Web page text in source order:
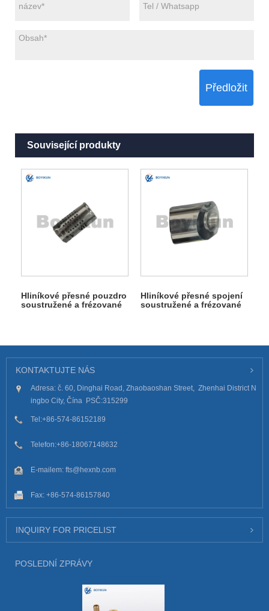
Předložit
Související produkty
Hliníkové přesné pouzdro
soustružené a frézované
Hliníkové přesné spojení
soustružené a frézované
KONTAKTUJTE NÁS
Adresa: č. 60, Dinghai Road, Zhaobaoshan Street, Zhenhai District N
ingbo City, Čína PSČ:315299
Tel:+86-574-86152189
Telefon:+86-18067148632
E-mailem: fts@hexnb.com
Fax: +86-574-86157840
INQUIRY FOR PRICELIST
POSLEDNÍ ZPRÁVY